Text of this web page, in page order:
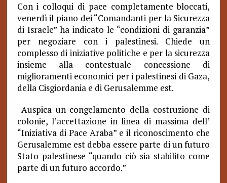
Con i colloqui di pace completamente bloccati,
venerdì il piano dei “Comandanti per la Sicurezza
di Israele” ha indicato le “condizioni di garanzia”
per negoziare con i palestinesi. Chiede un
complesso di iniziative politiche e per la sicurezza
insieme alla contestuale concessione di
miglioramenti economici per i palestinesi di Gaza,
della Cisgiordania e di Gerusalemme est.
Auspica un congelamento della costruzione di
colonie, l’accettazione in linea di massima dell’
“Iniziativa di Pace Araba” e il riconoscimento che
Gerusalemme est debba essere parte di un futuro
Stato palestinese “quando ciò sia stabilito come
parte di un futuro accordo.”